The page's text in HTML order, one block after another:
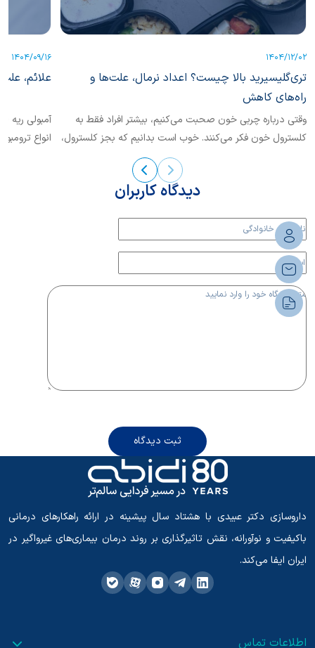
1404/12/02
تری‌گلیسیرید بالا چیست؟ اعداد نرمال، علت‌ها و
راه‌های کاهش
وقتی درباره چربی خون صحبت می‌کنیم، بیشتر افراد فقط به
کلسترول خون فکر می‌کنند. خوب است بدانیم که بجز کلسترول،
یکی دیگر از انواع چربی خون نیز حائز اهمیت است که
1404/09/16
علائم،
انواع
دیدگاه کاربران
ثبت دیدگاه
داروسازی دکتر عبیدی با هشتاد سال پیشینه در ارائه راهکارهای درمانی
باکیفیت و نوآورانه، نقش تاثیرگذاری بر روند درمان بیماری‌های غیرواگیر در
ایران ایفا می‌کند.
اطلاعات تماس